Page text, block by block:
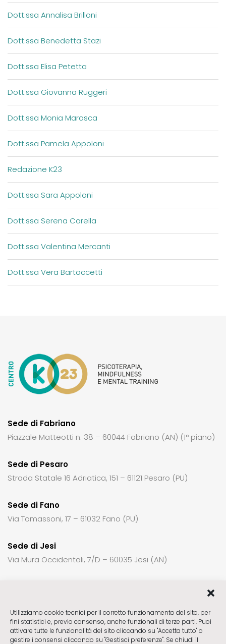
Utilizziamo cookie tecnici per il corretto funzionamento del sito, per
fini statistici e, previo consenso, anche funzionali di terze parti. Puoi
attivare tutte le funzionalità del sito cliccando su "Accetta tutto" o
gestire i consensi cliccando su "Gestisci preferenze". Se chiudi il
Dott.ssa Annalisa Brilloni
Dott.ssa Benedetta Stazi
Dott.ssa Elisa Petetta
Dott.ssa Giovanna Ruggeri
Dott.ssa Monia Marasca
Dott.ssa Pamela Appoloni
Redazione K23
Dott.ssa Sara Appoloni
Dott.ssa Serena Carella
Dott.ssa Valentina Mercanti
Dott.ssa Vera Bartoccetti
Sede di Fabriano
Piazzale Matteotti n. 38 – 60044 Fabriano (AN) (1° piano)
Sede di Pesaro
Strada Statale 16 Adriatica, 151 – 61121 Pesaro (PU)
Sede di Fano
Via Tomassoni, 17 – 61032 Fano (PU)
Sede di Jesi
Via Mura Occidentali, 7/D – 60035 Jesi (AN)
Sede di Fabrianoctck23@gmail.com
Sede di Pesaroctck23pu@gmail.com